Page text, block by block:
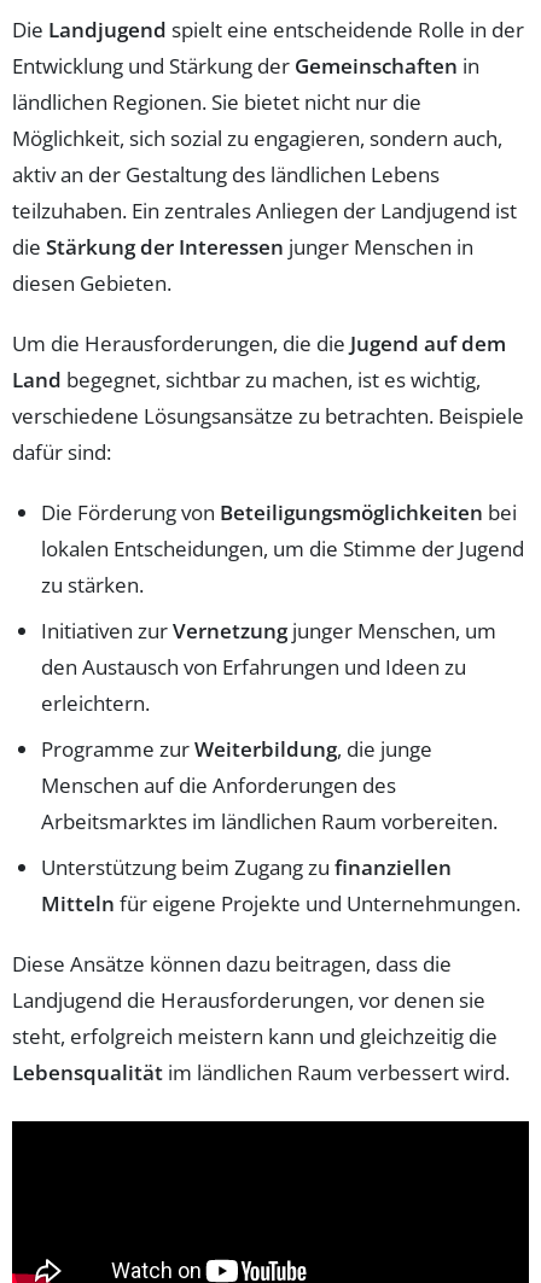
Die Landjugend spielt eine entscheidende Rolle in der
Entwicklung und Stärkung der Gemeinschaften in
ländlichen Regionen. Sie bietet nicht nur die
Möglichkeit, sich sozial zu engagieren, sondern auch,
aktiv an der Gestaltung des ländlichen Lebens
teilzuhaben. Ein zentrales Anliegen der Landjugend ist
die Stärkung der Interessen junger Menschen in
diesen Gebieten.
Um die Herausforderungen, die die Jugend auf dem
Land begegnet, sichtbar zu machen, ist es wichtig,
verschiedene Lösungsansätze zu betrachten. Beispiele
dafür sind:
Die Förderung von Beteiligungsmöglichkeiten bei
lokalen Entscheidungen, um die Stimme der Jugend
zu stärken.
Initiativen zurVernetzungjunger Menschen, um
den Austausch von Erfahrungen und Ideen zu
erleichtern.
Programme zurWeiterbildung, die junge
Menschen auf die Anforderungen des
Arbeitsmarktes im ländlichen Raum vorbereiten.
Unterstützung beim Zugang zu finanziellen
Mitteln für eigene Projekte und Unternehmungen.
Diese Ansätze können dazu beitragen, dass die
Landjugend die Herausforderungen, vor denen sie
steht, erfolgreich meistern kann und gleichzeitig die
Lebensqualität im ländlichen Raum verbessert wird.